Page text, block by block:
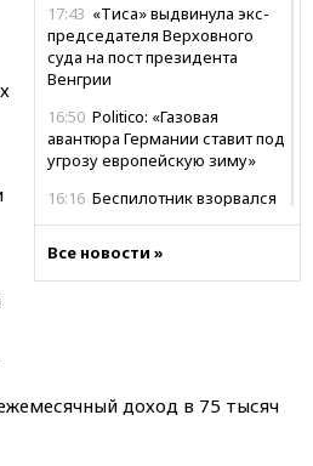
17:43 «Тиса» выдвинула экс-
председателя Верховного
суда на пост президента
Венгрии
16:50 Politico: «Газовая
авантюра Германии ставит под
угрозу европейскую зиму»
16:16 Беспилотник взорвался
15:25При атаке БПЛА в
14:43 Турция ограничила
Все новости »
доход в 75 тысяч